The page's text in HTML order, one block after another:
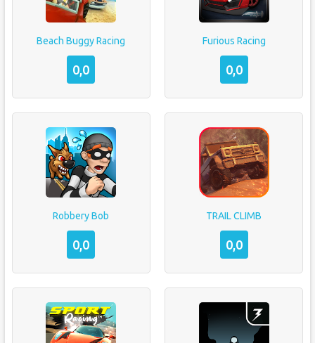
Beach Buggy Racing
0,0
Furious Racing
0,0
Robbery Bob
0,0
TRAIL CLIMB
0,0